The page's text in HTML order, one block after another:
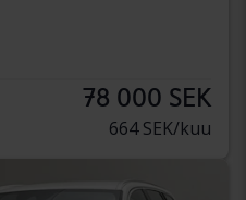
78 000 SEK
664 SEK/kuu